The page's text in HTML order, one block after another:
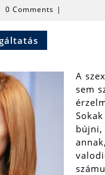
0 Comments |
A
sem
bújni,